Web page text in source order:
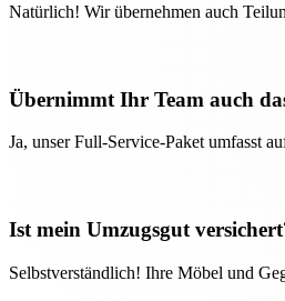
Natürlich! Wir übernehmen auch
Übernimmt Ihr Team auch
Ja, unser Full-Service-Paket umfasst
Ist mein Umzugsgut
Selbstverständlich! Ihre Möbel und